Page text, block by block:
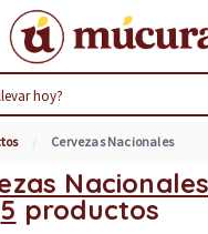
Cervezas Nacionales
Nacionales
5 productos